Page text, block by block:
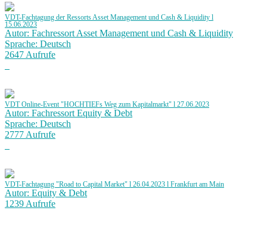
VDT-Fachtagung der Ressorts Asset Management und Cash & Liquidity l
15.06.2023
Autor: Fachressort Asset Management und Cash & Liquidity
Sprache: Deutsch
2647 Aufrufe
VDT Online-Event "HOCHTIEFs Weg zum Kapitalmarkt" l 27.06.2023
Autor: Fachressort Equity & Debt
Sprache: Deutsch
2777 Aufrufe
VDT-Fachtagung "Road to Capital Market" l 26.04.2023 l Frankfurt am Main
Autor: Equity & Debt
1239 Aufrufe